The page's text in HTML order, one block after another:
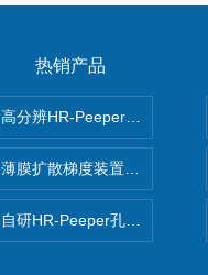
热销产品
高分辨HR-Peeper采样器孔隙
薄膜扩散梯度装置 Agl DGT
自研HR-Peeper孔隙水采样器